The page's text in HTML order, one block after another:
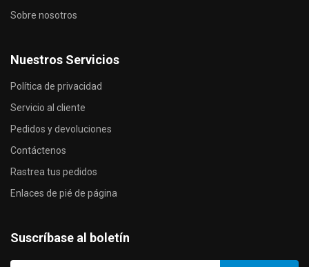
Sobre nosotros
Nuestros Servicios
Política de privacidad
Servicio al cliente
Pedidos y devoluciones
Contáctenos
Rastrea tus pedidos
Enlaces de pié de página
Suscríbase al boletín